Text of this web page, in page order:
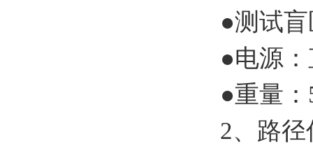
●测试
●电源
●重量
2、路